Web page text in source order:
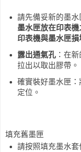
請先備妥新的墨水
墨水匣放在印表
印表機與墨水匣損
露出通氣孔：在新
拉出以取出膠帶。
確實裝好墨水匣
定位。
填充舊墨匣
請按照填充墨水套